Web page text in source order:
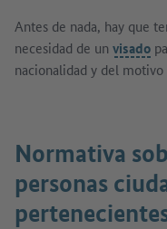
Antes de nada, hay que
necesidad de un visado
nacionalidad y del
Normativa
personas